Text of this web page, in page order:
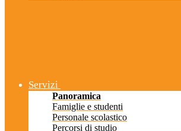
Servizi
Panoramica
Famiglie e studenti
Personale scolastico
Percorsi di studio